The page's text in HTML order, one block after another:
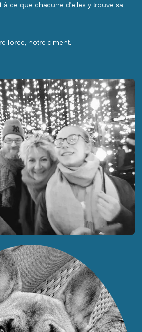
à ce que chacune d’elles y trouve sa
force, notre ciment.